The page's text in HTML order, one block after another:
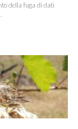
della fuga di dati